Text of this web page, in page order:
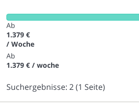
Ab
1.379 €
/ Woche
Ab
1.379 €/ woche
Suchergebnisse: 2(1 Seite)